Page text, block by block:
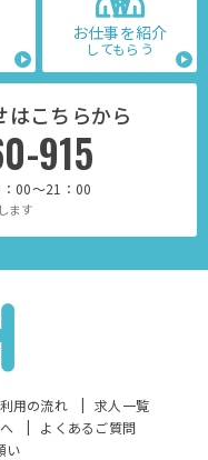
お仕事を紹介
してもらう
はこちらから
915
00～21：00
ます
用の流れ
求人一覧
よくあるご質問
い